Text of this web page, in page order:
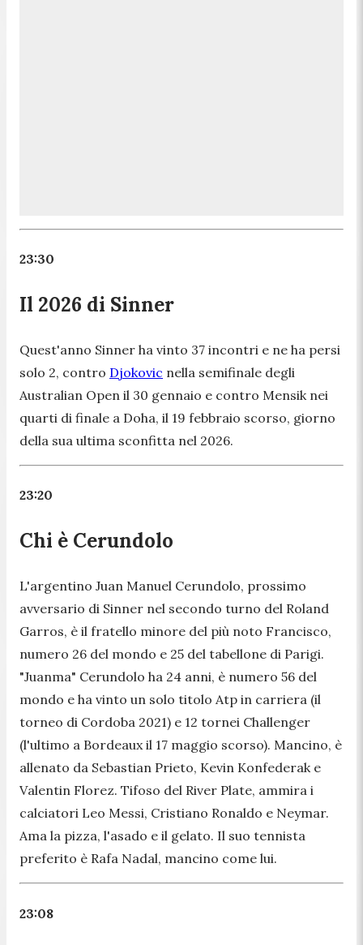
23:30
Il 2026 di Sinner
Quest'anno Sinner ha vinto 37 incontri e ne ha persi
solo 2, contro Djokovic nella semifinale degli
Australian Open il 30 gennaio e contro Mensik nei
quarti di finale a Doha, il 19 febbraio scorso, giorno
della sua ultima sconfitta nel 2026.
23:20
Chi è Cerundolo
L'argentino Juan Manuel Cerundolo, prossimo
avversario di Sinner nel secondo turno del Roland
Garros, è il fratello minore del più noto Francisco,
numero 26 del mondo e 25 del tabellone di Parigi.
"Juanma" Cerundolo ha 24 anni, è numero 56 del
mondo e ha vinto un solo titolo Atp in carriera (il
torneo di Cordoba 2021) e 12 tornei Challenger
(l'ultimo a Bordeaux il 17 maggio scorso). Mancino, è
allenato da Sebastian Prieto, Kevin Konfederak e
Valentin Florez. Tifoso del River Plate, ammira i
calciatori Leo Messi, Cristiano Ronaldo e Neymar.
Ama la pizza, l'asado e il gelato. Il suo tennista
preferito è Rafa Nadal, mancino come lui.
23:08